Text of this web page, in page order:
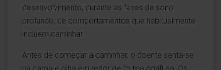
desenvolvimento, durante as fases de sono
profundo, de comportamentos que habitualmente
incluem caminhar.
Antes de começar a caminhar, o doente senta-se